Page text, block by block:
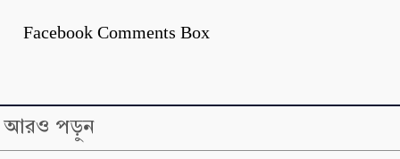
Facebook Comments Box
আরও পড়ুন